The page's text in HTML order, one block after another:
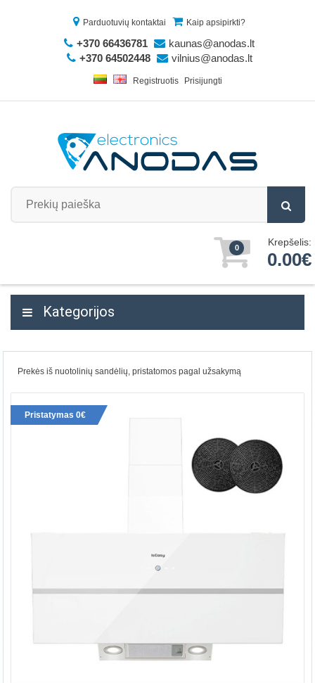
Parduotuvių kontaktai Kaip apsipirkti?
+370 66436781
kaunas@anodas.lt
+370 64502448
vilnius@anodas.lt
Registruotis Prisijungti
0 Krepšelis:
0.00€
Kategorijos
Prekės iš nuotolinių sandėlių, pristatomos pagal užsakymą
Pristatymas 0€